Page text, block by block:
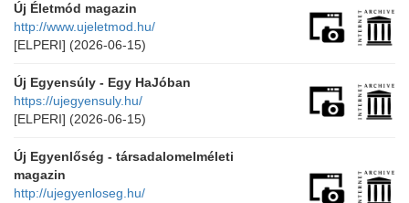
Új Életmód magazin
http://www.ujeletmod.hu/
[ELPERI] (2026-06-15)
Új Egyensúly - Egy HaJóban
https://ujegyensuly.hu/
[ELPERI] (2026-06-15)
Új Egyenlőség - társadalomelméleti
magazin
http://ujegyenloseg.hu/